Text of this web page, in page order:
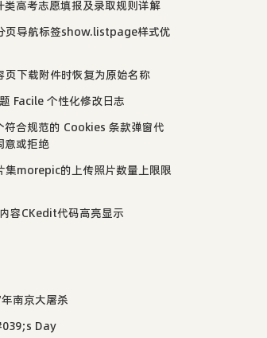
类高考志愿填报及录取规则详解
页导航标签show.listpage样式优
页下载附件时恢复为原始名称
Facile 个性化修改日志
符合规范的 Cookies 条款弹窗代
意或拒绝
集morepic的上传照片数量上限限
容CKedit代码高亮显示
南京大屠杀
Day